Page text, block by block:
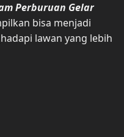
Perburuan Gelar
bisa menjadi
lawan yang lebih